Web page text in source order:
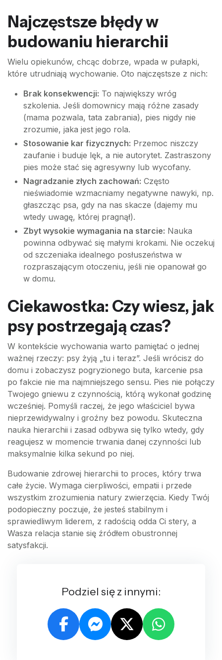
Najczęstsze błędy w
budowaniu hierarchii
Wielu opiekunów, chcąc dobrze, wpada w pułapki,
które utrudniają wychowanie. Oto najczęstsze z nich:
Brak konsekwencji: To największy wróg
szkolenia. Jeśli domownicy mają różne zasady
(mama pozwala, tata zabrania), pies nigdy nie
zrozumie, jaka jest jego rola.
Stosowanie kar fizycznych: Przemoc niszczy
zaufanie i buduje lęk, a nie autorytet. Zastraszony
pies może stać się agresywny lub wycofany.
Nagradzanie złych zachowań: Często
nieświadomie wzmacniamy negatywne nawyki, np.
głaszcząc psa, gdy na nas skacze (dajemy mu
wtedy uwagę, której pragnął).
Zbyt wysokie wymagania na starcie: Nauka
powinna odbywać się małymi krokami. Nie oczekuj
od szczeniaka idealnego posłuszeństwa w
rozpraszającym otoczeniu, jeśli nie opanował go
w domu.
Ciekawostka: Czy wiesz, jak
psy postrzegają czas?
W kontekście wychowania warto pamiętać o jednej
ważnej rzeczy: psy żyją „tu i teraz”. Jeśli wrócisz do
domu i zobaczysz pogryzionego buta, karcenie psa
po fakcie nie ma najmniejszego sensu. Pies nie połączy
Twojego gniewu z czynnością, którą wykonał godzinę
wcześniej. Pomyśli raczej, że jego właściciel bywa
nieprzewidywalny i groźny bez powodu. Skuteczna
nauka hierarchii i zasad odbywa się tylko wtedy, gdy
reagujesz w momencie trwania danej czynności lub
maksymalnie kilka sekund po niej.
Budowanie zdrowej hierarchii to proces, który trwa
całe życie. Wymaga cierpliwości, empatii i przede
wszystkim zrozumienia natury zwierzęcia. Kiedy Twój
podopieczny poczuje, że jesteś stabilnym i
sprawiedliwym liderem, z radością odda Ci stery, a
Wasza relacja stanie się źródłem obustronnej
satysfakcji.
Podziel się z innymi: